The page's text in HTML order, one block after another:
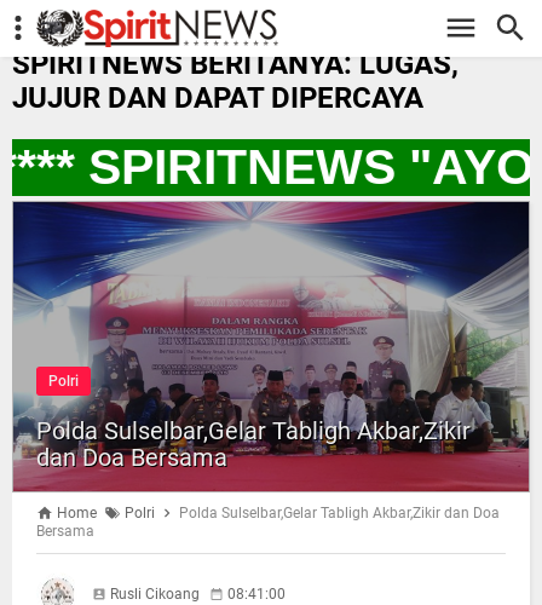
-->
SPIRITNEWS BERITANYA: LUGAS,
JUJUR DAN DAPAT DIPERCAYA
SPIRITNEWS "AYO
Polri
Polda Sulselbar,Gelar Tabligh Akbar,Zikir
dan Doa Bersama
Home Polri
Polda Sulselbar,Gelar Tabligh Akbar,Zikir dan Doa
Bersama
Rusli Cikoang 08:41:00